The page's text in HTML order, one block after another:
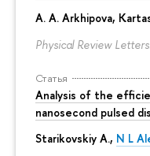
A. A. Arkhipova,
Physical Review
Статья
Analysis of the
nanosecond pulsed
Starikovskiy A., N L